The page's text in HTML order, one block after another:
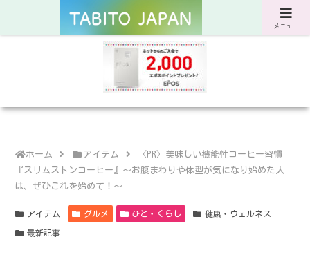
サスティナブルな旅と暮らしのWebマガジン
ホーム アイテム
〈PR〉美味しい機能性コーヒー習慣
『スリムストンコーヒー』～お腹まわりや体型が気になり始めた人
は、ぜひこれを始めて！～
アイテム グルメ ひと・くらし 健康・ウェルネス
最新記事
メニュー